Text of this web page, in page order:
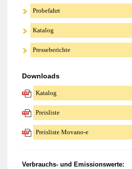
Probefahrt
Katalog
Presseberichte
Downloads
Katalog
Preisliste
Preisliste Movano-e
Verbrauchs- und Emissionswerte: